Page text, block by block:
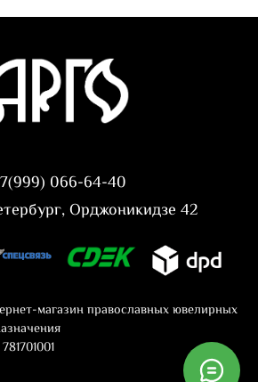
066-64-40
Орджоникидзе 42
магазин православных ювелирных